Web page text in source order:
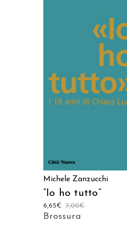
LEGGI TUTTO
Michele Zanzucchi
“Io ho tutto”
7,00€
6,65€
Brossura